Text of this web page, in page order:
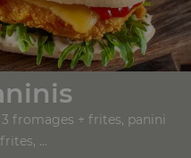
fromages + frites, panini
...